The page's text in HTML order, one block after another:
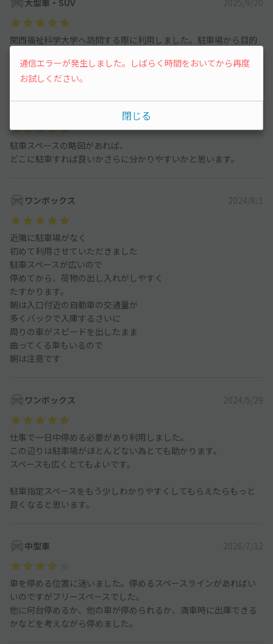
関西福祉科学大学へ訪問する際に利用しました。駐車場から目的
す。駐車はしやすくて助かりました。ありがとうございました。
駐車スペースの略図があれば、
どこに駐車すれば良いかさらに分かりやすいかと思います。
ワンボックス 2024/8/1
近隣に駐車場がなく
初めて利用させていただきました
駐車スペースが広いので
停めてから、荷物の出し入れがしやすく
たすかります。
朝は入口付近の自動車の交通量が
多くバックで入庫するさいに
周りの車がスピードを出したまま
曲ってくる車もいるので
朝は注意です
ワンボックス 2024/5/29
仕事で一日中停める必要があり利用しました。
この辺りは駐車場がほとんどない為とても助かります。
スペースも広くとてもよいです。
駐車指定スペースをもう少しわかりやすくしてもらえたらもっと
良くなると思います。
中型車 2026/7/12
車を停める位置に迷いました。停めるスペースラインがあればい
いのですがフリースペースでした。
他に何台停めるか、他の車が停められるか、満車時に出庫できる
かなどを考えながら停めました。
通信エラーが発生しました。しばらく時間をおいてから再度
お試しください。
閉じる